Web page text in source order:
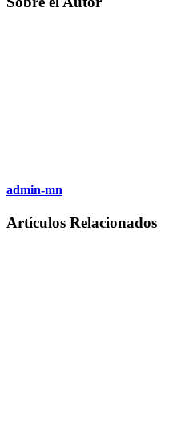
admin-mn
Artículos Relacionados